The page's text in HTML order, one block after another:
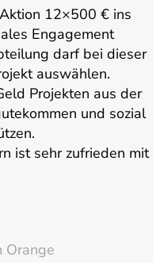
12×500 € ins
Engagement
darf bei dieser
auswählen.
Projekten aus der
und sozial
ist sehr zufrieden mit
Orange